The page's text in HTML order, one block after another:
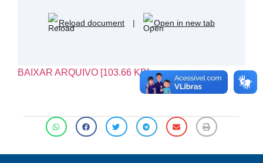
Reload document | Open in new tab
BAIXAR ARQUIVO [103.66 KB]